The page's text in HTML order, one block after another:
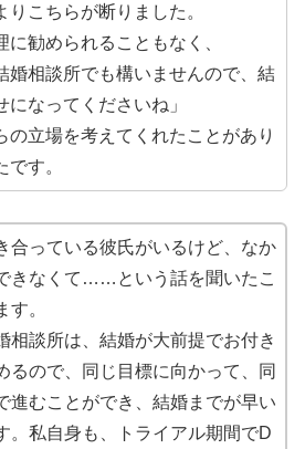
りこちらが断りました。
に勧められることもなく、
婚相談所でも構いませんので、結
になってくださいね」
の立場を考えてくれたことがあり
です。
合っている彼氏がいるけど、なか
きなくて……という話を聞いたこ
す。
相談所は、結婚が大前提でお付き
るので、同じ目標に向かって、同
進むことができ、 結婚までが早い
。私自身も、トライアル期間でD